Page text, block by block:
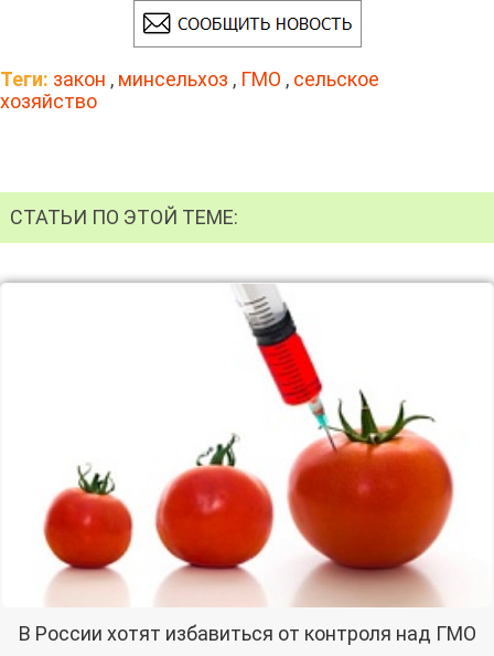
Теги: закон , минсельхоз , ГМО , сельское
хозяйство
СТАТЬИ ПО ЭТОЙ ТЕМЕ:
В России хотят избавиться от контроля над ГМО